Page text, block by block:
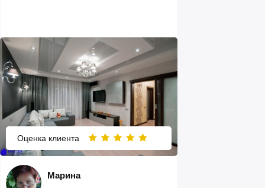
Оценка клиента
Марина